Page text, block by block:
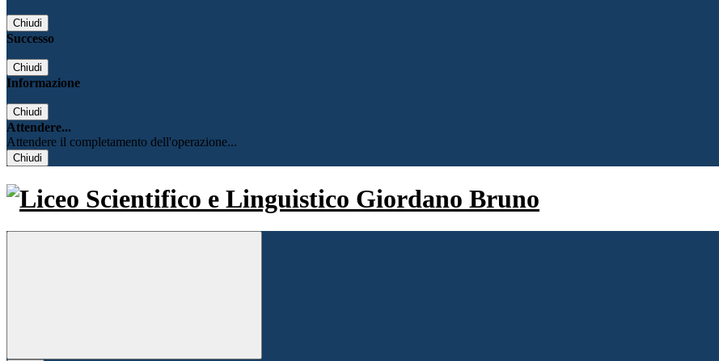
Chiudi
Successo
Chiudi
Informazione
Chiudi
Attendere...
Attendere il completamento dell'operazione...
Chiudi